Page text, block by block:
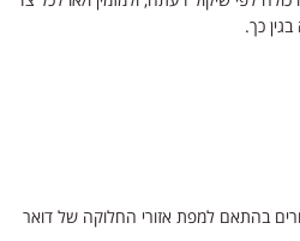
כך.
בהתאם למפת אזורי החלוקה של דואר